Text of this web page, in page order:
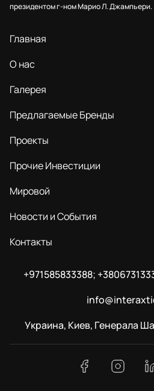
президентом г-ном Марио Л. Джампьери.
Главная
О нас
Галерея
Предлагаемые Бренды
Проекты
Прочие Инвестиции
Мировой
Новости и События
Контакты
+971585833388;
Украина, Киев, Генерала